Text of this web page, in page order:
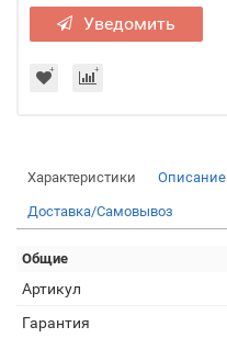
Уведомить
Характеристики Описание
Доставка/Самовывоз
Общие
Артикул
Гарантия